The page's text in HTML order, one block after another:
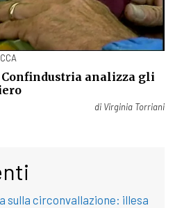
analizza gli
di Virginia Torriani
sulla circonvallazione: illesa